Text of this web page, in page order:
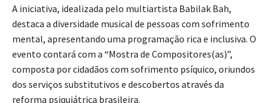
A iniciativa, idealizada pelo multiartista Babilak Bah,
destaca a diversidade musical de pessoas com sofrimento
mental, apresentando uma programação rica e inclusiva. O
evento contará com a “Mostra de Compositores(as)”,
composta por cidadãos com sofrimento psíquico, oriundos
dos serviços substitutivos e descobertos através da
reforma psiquiátrica brasileira.